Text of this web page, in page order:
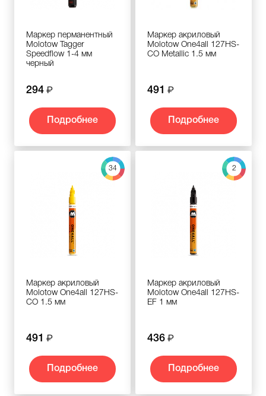
Маркер перманентный
Molotow Tagger
Speedflow 1-4 мм
черный
294
Подробнее
Маркер акриловый
Molotow One4all 127HS-
CO Metallic 1.5 мм
491
Подробнее
34
Маркер акриловый
Molotow One4all 127HS-
CO 1.5 мм
491
Подробнее
2
Маркер акриловый
Molotow One4all 127HS-
EF 1 мм
436
Подробнее